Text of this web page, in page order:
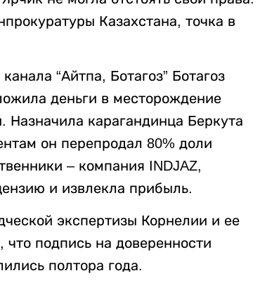
Казахстана, точка в
“Айтпа, Ботагоз” Ботагоз
деньги в месторождение
карагандинца Беркута
он перепродал 80% доли
– компания INDJAZ,
и извлекла прибыль.
экспертизы Корнелии и ее
что подпись на доверенности
полтора года.